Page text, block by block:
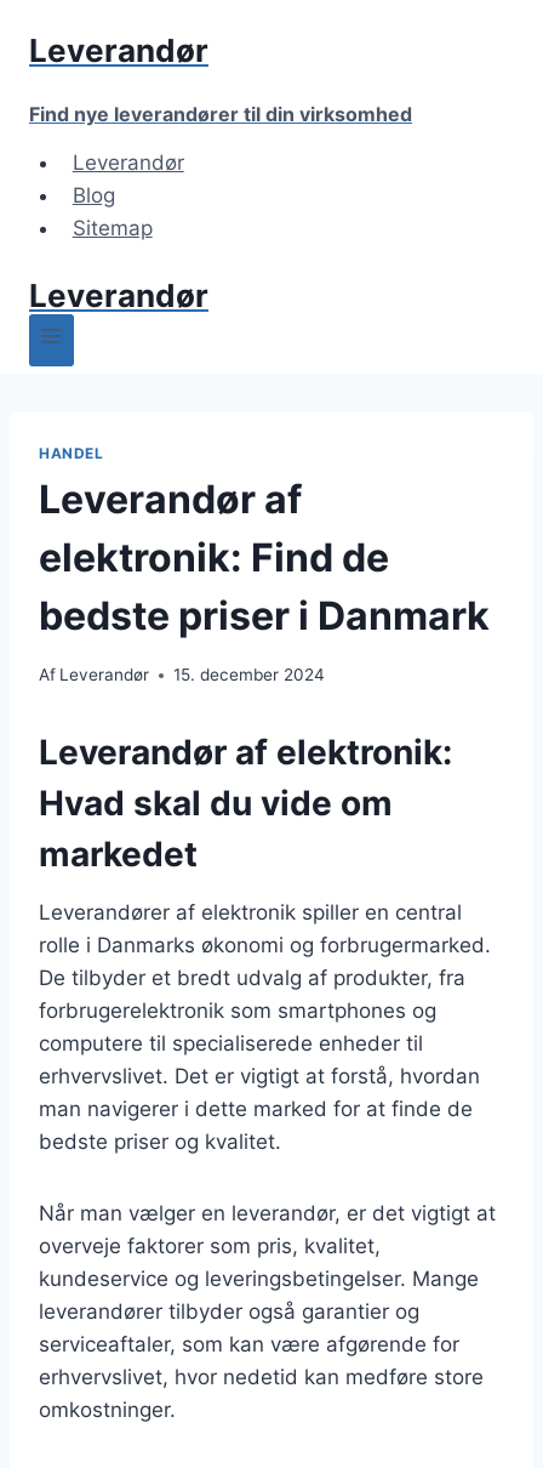
Leverandør
Find nye leverandører til din virksomhed
Leverandør
Blog
Sitemap
Leverandør
HANDEL
Leverandør af
elektronik: Find de
bedste priser i Danmark
Af Leverandør 15. december 2024
Leverandør af elektronik:
Hvad skal du vide om
markedet
Leverandører af elektronik spiller en central
rolle i Danmarks økonomi og forbrugermarked.
De tilbyder et bredt udvalg af produkter, fra
forbrugerelektronik som smartphones og
computere til specialiserede enheder til
erhvervslivet. Det er vigtigt at forstå, hvordan
man navigerer i dette marked for at finde de
bedste priser og kvalitet.
Når man vælger en leverandør, er det vigtigt at
overveje faktorer som pris, kvalitet,
kundeservice og leveringsbetingelser. Mange
leverandører tilbyder også garantier og
serviceaftaler, som kan være afgørende for
erhvervslivet, hvor nedetid kan medføre store
omkostninger.